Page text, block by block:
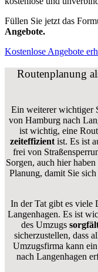
Füllen Sie jetzt das
Angebote.
Kostenlose Angebote
Routenplanung
Ein weiterer wichtiger
von Hamburg nach
ist wichtig, eine
zeiteffizientist. Es ist
frei von
Sorgen, auch hier
Planung, damit Sie
In der Tat gibt es viele
Langenhagen. Es ist
des Umzugs
sicherzustellen, dass
Umzugsfirma kann
nach Langenhagen